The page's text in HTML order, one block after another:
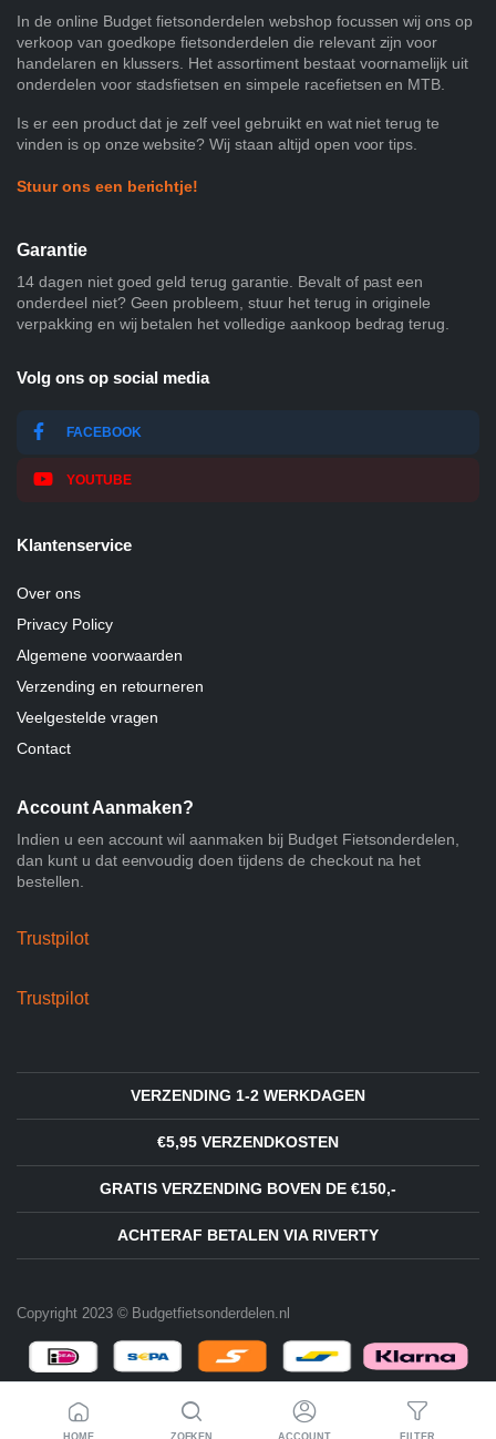
In de online Budget fietsonderdelen webshop focussen wij ons op
verkoop van goedkope fietsonderdelen die relevant zijn voor
handelaren en klussers. Het assortiment bestaat voornamelijk uit
onderdelen voor stadsfietsen en simpele racefietsen en MTB.
Is er een product dat je zelf veel gebruikt en wat niet terug te
vinden is op onze website? Wij staan altijd open voor tips.
Stuur ons een berichtje!
Garantie
14 dagen niet goed geld terug garantie. Bevalt of past een
onderdeel niet? Geen probleem, stuur het terug in originele
verpakking en wij betalen het volledige aankoop bedrag terug.
Volg ons op social media
FACEBOOK
YOUTUBE
Klantenservice
Over ons
Privacy Policy
Algemene voorwaarden
Verzending en retourneren
Veelgestelde vragen
Contact
Account Aanmaken?
Indien u een account wil aanmaken bij Budget Fietsonderdelen,
dan kunt u dat eenvoudig doen tijdens de checkout na het
bestellen.
Trustpilot
Trustpilot
VERZENDING 1-2 WERKDAGEN
€5,95 VERZENDKOSTEN
GRATIS VERZENDING BOVEN DE €150,-
ACHTERAF BETALEN VIA RIVERTY
Copyright 2023 © Budgetfietsonderdelen.nl
HOME ZOEKEN ACCOUNT FILTER